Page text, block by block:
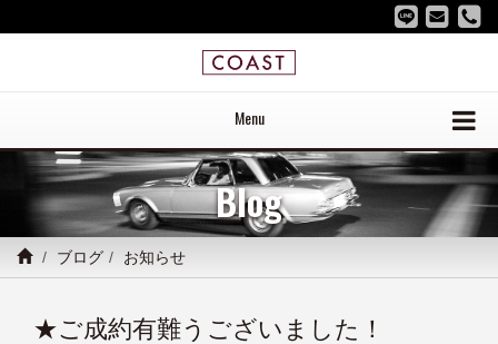
Menu
Blog
ブログ お知らせ
★ご成約有難うございました！